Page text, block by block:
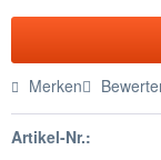
Merken
Artikel-Nr.: